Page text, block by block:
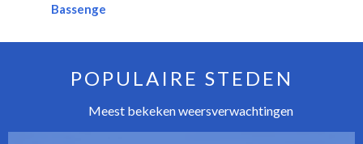
Bassenge
POPULAIRE STEDEN
Meest bekeken weersverwachtingen